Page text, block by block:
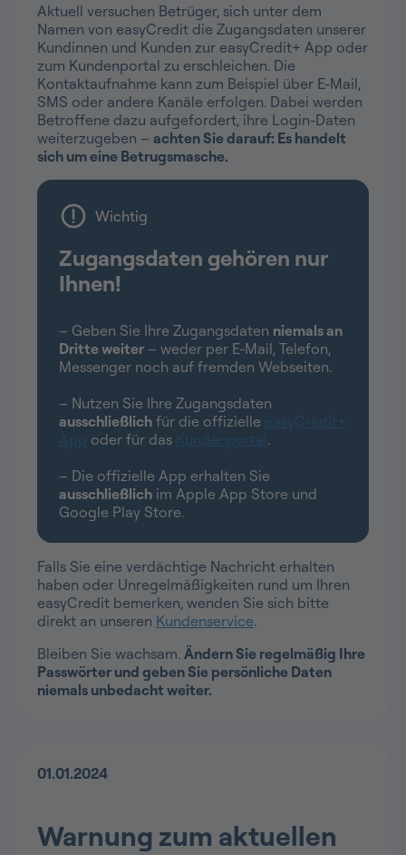
Aktuell versuchen Betrüger, sich unter dem
Namen von easyCredit die Zugangsdaten unserer
Kundinnen und Kunden zur easyCredit+ App oder
zum Kundenportal zu erschleichen. Die
Kontaktaufnahme kann zum Beispiel über E-Mail,
SMS oder andere Kanäle erfolgen. Dabei werden
Betroffene dazu aufgefordert, ihre Login-Daten
weiterzugeben – achten Sie darauf: Es handelt
sich um eine Betrugsmasche.
Wichtig
Zugangsdaten gehören nur
Ihnen!
– Geben Sie Ihre Zugangsdaten niemals an
Dritte weiter – weder per E-Mail, Telefon,
Messenger noch auf fremden Webseiten.
– Nutzen Sie Ihre Zugangsdaten
ausschließlich für die offizielle easyCredit+
App oder für das Kundenportal .
– Die offizielle App erhalten Sie
ausschließlich im Apple App Store und
Google Play Store.
Falls Sie eine verdächtige Nachricht erhalten
haben oder Unregelmäßigkeiten rund um Ihren
easyCredit bemerken, wenden Sie sich bitte
direkt an unseren Kundenservice.
Bleiben Sie wachsam. Ändern Sie regelmäßig Ihre
Passwörter und geben Sie persönliche Daten
niemals unbedacht weiter.
01.01.2024
Warnung zum aktuellen